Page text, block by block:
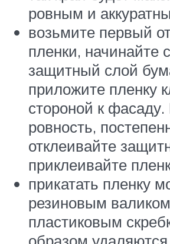
ровным и
возьмите первый
пленки, начинайте
защитный слой
приложите пленку
стороной к фасаду.
ровность,
отклеивайте
приклеивайте
прикатать пленку
резиновым
пластиковым